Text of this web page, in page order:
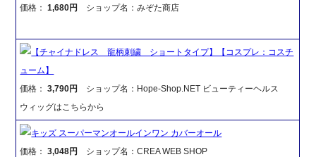
価格：1,680円 ショップ名：みぞた商店
【チャイナドレス 龍柄刺繍 ショートタイプ】【コスプレ：コスチ
ューム】
価格：3,790円
ショップ名：Hope-Shop.NET ビューティーヘルス
ウィッグはこちらから
キッズ スーパーマンオールインワン カバーオール
価格：3,048円 ショップ名：CREA WEB SHOP